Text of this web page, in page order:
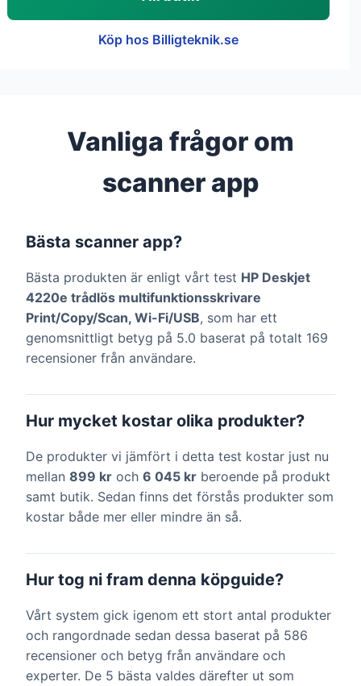
Köp hos Billigteknik.se
Vanliga frågor om
scanner app
Bästa scanner app?
Bästa produkten är enligt vårt test HP Deskjet
4220e trådlös multifunktionsskrivare
Print/Copy/Scan, Wi-Fi/USB, som har ett
genomsnittligt betyg på 5.0 baserat på totalt 169
recensioner från användare.
Hur mycket kostar olika produkter?
De produkter vi jämfört i detta test kostar just nu
mellan 899 kr och 6 045 kr beroende på produkt
samt butik. Sedan finns det förstås produkter som
kostar både mer eller mindre än så.
Hur tog ni fram denna köpguide?
Vårt system gick igenom ett stort antal produkter
och rangordnade sedan dessa baserat på 586
recensioner och betyg från användare och
experter. De 5 bästa valdes därefter ut som